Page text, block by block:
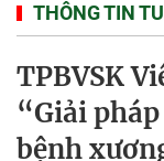
THÔNG TIN
TPBVSK
“Giải
bệnh